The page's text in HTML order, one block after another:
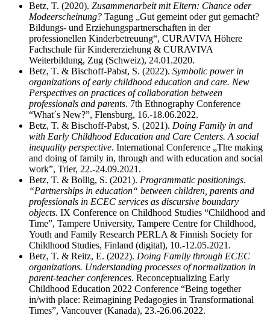
Betz, T. (2020). Zusammenarbeit mit Eltern: Chance oder
Modeerscheinung? Tagung „Gut gemeint oder gut gemacht?
Bildungs- und Erziehungspartnerschaften in der
professionellen Kinderbetreuung“, CURAVIVA Höhere
Fachschule für Kindererziehung & CURAVIVA
Weiterbildung, Zug (Schweiz), 24.01.2020.
Betz, T. & Bischoff-Pabst, S. (2022). Symbolic power in
organizations of early childhood education and care. New
Perspectives on practices of collaboration between
professionals and parents. 7th Ethnography Conference
“What´s New?”, Flensburg, 16.-18.06.2022.
Betz, T. & Bischoff-Pabst, S. (2021). Doing Family in and
with Early Childhood Education and Care Centers. A social
inequality perspective. International Conference „The making
and doing of family in, through and with education and social
work”, Trier, 22.-24.09.2021.
Betz, T. & Bollig, S. (2021). Programmatic positionings.
“Partnerships in education“ between children, parents and
professionals in ECEC services as discursive boundary
objects. IX Conference on Childhood Studies “Childhood and
Time”, Tampere University, Tampere Centre for Childhood,
Youth and Family Research PERLA & Finnish Society for
Childhood Studies, Finland (digital), 10.-12.05.2021.
Betz, T. & Reitz, E. (2022). Doing Family through ECEC
organizations. Understanding processes of normalization in
parent-teacher conferences. Reconceptualizing Early
Childhood Education 2022 Conference “Being together
in/with place: Reimagining Pedagogies in Transformational
Times”, Vancouver (Kanada), 23.-26.06.2022.